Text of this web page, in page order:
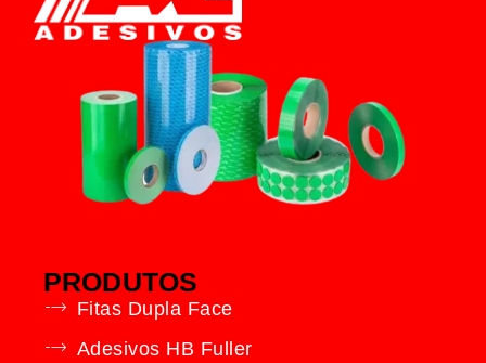
PRODUTOS
Fitas Dupla Face
Adesivos HB Fuller